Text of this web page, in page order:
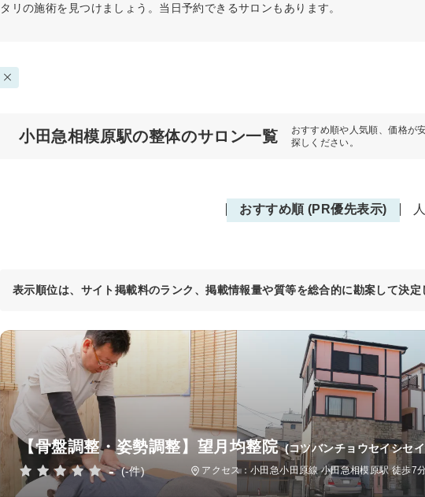
リの施術を見つけましょう。当日予約できるサロンもあります。
小田急相模原駅の整体のサロン一覧
おすすめ順や人気順、価格が
探しください。
おすすめ順 (PR優先表示)
表示順位は、サイト掲載料のランク、掲載情報量や質等を総合的に勘案して決定
【骨盤調整・姿勢調整】望月均整院 (コツバンチョウセイシセ
- (-件) アクセス：小田急小田原線 小田急相模原駅 徒歩7